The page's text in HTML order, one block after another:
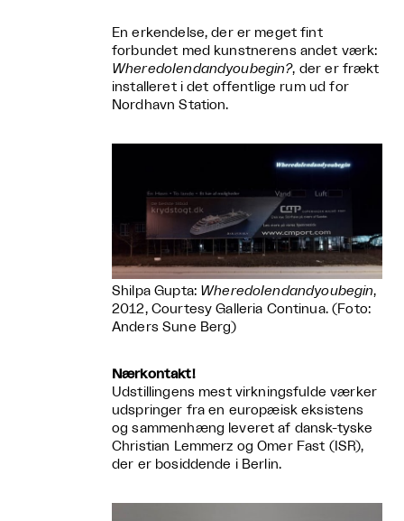
En erkendelse, der er meget fint
forbundet med kunstnerens andet værk:
WheredoIendandyoubegin?, der er frækt
installeret i det offentlige rum ud for
Nordhavn Station.
Shilpa Gupta: WheredoIendandyoubegin,
2012, Courtesy Galleria Continua. (Foto:
Anders Sune Berg)
Nærkontakt!
Udstillingens mest virkningsfulde værker
udspringer fra en europæisk eksistens
og sammenhæng leveret af dansk-tyske
Christian Lemmerz og Omer Fast (ISR),
der er bosiddende i Berlin.